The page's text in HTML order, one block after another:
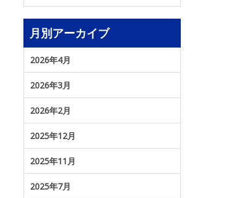
月別アーカイブ
2026年4月
2026年3月
2026年2月
2025年12月
2025年11月
2025年7月